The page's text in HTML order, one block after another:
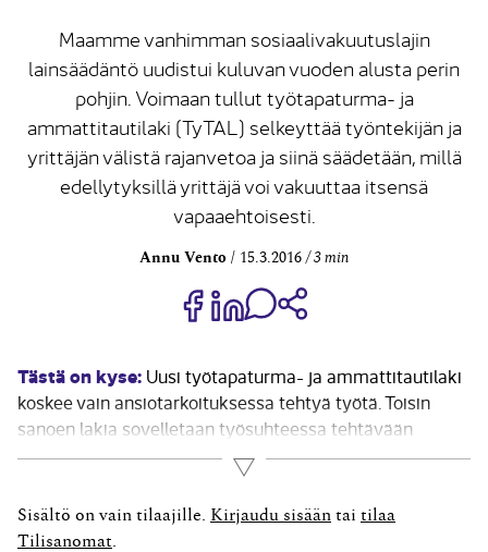
Maamme vanhimman sosiaalivakuutuslajin
lainsäädäntö uudistui kuluvan vuoden alusta perin
pohjin. Voimaan tullut työtapaturma- ja
ammattitautilaki (TyTAL) selkeyttää työntekijän ja
yrittäjän välistä rajanvetoa ja siinä säädetään, millä
edellytyksillä yrittäjä voi vakuuttaa itsensä
vapaaehtoisesti.
Annu Vento 15.3.2016 3 min
Jaa Share on Facebook
Jaa Share on LinkedIn
Jaa WhatsApp-viestinä
Tästä on kyse: Uusi työtapaturma- ja ammattitautilaki
koskee vain ansiotarkoituksessa tehtyä työtä. Toisin
sanoen lakia sovelletaan työsuhteessa tehtävään
työhön ja työsuhteen olemassaolo tulkitaan
työsopimuslain mukaisesti. Uusi laki on kirjoitettu
aiempaa yksityiskohtaisemmin, mikä lisää
läpinäkyvyyttä ja avoimuutta. Muun muassa tapaturman
Lue lisää
Sisältö on vain tilaajille. Kirjaudu sisään tai tilaa
Tilisanomat